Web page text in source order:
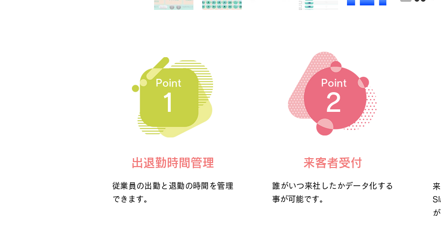
Point
1
出退勤時間管理
従業員の出勤と退勤の時間を管理
できます。
Point
​2
来客者受付
誰がいつ来社したかデータ化する
事が可能です。